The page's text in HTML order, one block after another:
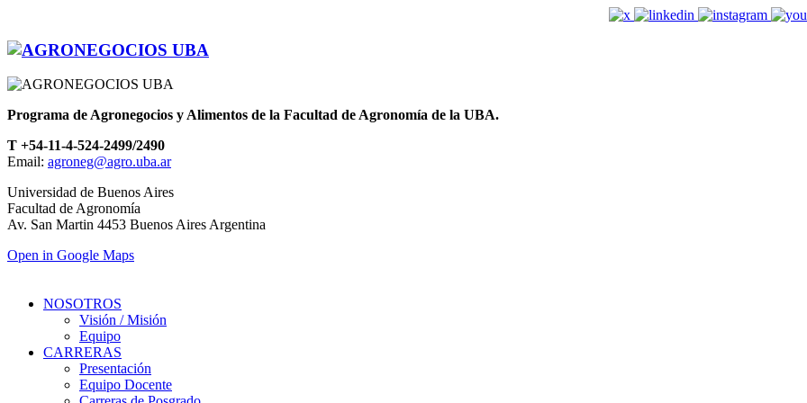
Programa de Agronegocios y Alimentos de la Facultad de Agronomía de la UBA.
T +54-11-4-524-2499/2490
Email: agroneg@agro.uba.ar
Universidad de Buenos Aires
Facultad de Agronomía
Av. San Martin 4453 Buenos Aires Argentina
Open in Google Maps
NOSOTROS
Visión / Misión
Equipo
CARRERAS
Presentación
Equipo Docente